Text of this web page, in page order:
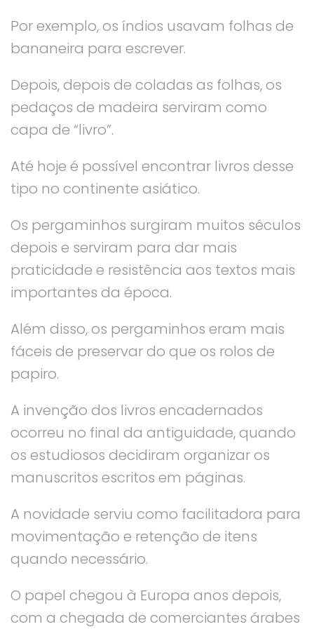
Por exemplo, os índios usavam folhas de
bananeira para escrever.
Depois, depois de coladas as folhas, os
pedaços de madeira serviram como
capa de “livro”.
Até hoje é possível encontrar livros desse
tipo no continente asiático.
Os pergaminhos surgiram muitos séculos
depois e serviram para dar mais
praticidade e resistência aos textos mais
importantes da época.
Além disso, os pergaminhos eram mais
fáceis de preservar do que os rolos de
papiro.
A invenção dos livros encadernados
ocorreu no final da antiguidade, quando
os estudiosos decidiram organizar os
manuscritos escritos em páginas.
A novidade serviu como facilitadora para
movimentação e retenção de itens
quando necessário.
O papel chegou à Europa anos depois,
com a chegada de comerciantes árabes